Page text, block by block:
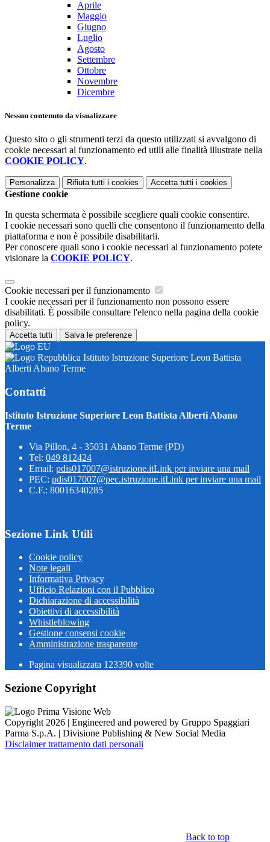
Aprile
Maggio
Giugno
Luglio
Agosto
Settembre
Ottobre
Novembre
Dicembre
Nessun contenuto da visualizzare
Questo sito o gli strumenti terzi da questo utilizzati si avvalgono di
cookie necessari al funzionamento ed utili alle finalità illustrate nella
COOKIE POLICY.
Personalizza Rifiuta tutti i cookies Accetta tutti i cookies
Gestione cookie
In questa schermata è possibile scegliere quali cookie consentire.
I cookie necessari sono quelli che consentono il funzionamento della
piattaforma e non è possibile disabilitarli.
Per conoscere quali sono i cookie necessari al funzionamento potete
visionare la COOKIE POLICY.
Cookie necessari per il funzionamento
I cookie necessari per il funzionamento non possono essere
disabilitati. È possibile consultare l'elenco nella pagina della cookie
policy.
Accetta tutti Salva le preferenze
Istituto Istruzione Superiore Leon Battista
Alberti Abano Terme
Contatti
Istituto Istruzione Superiore Leon Battista Alberti Abano
Terme
Via Pillon, 4 - 35031 Abano Terme (PD)
Tel: 049 812424
Email: pdis017007@istruzione.itLink per inviare una mail
PEC: pdis017007@pec.istruzione.itLink per inviare una mail
C.F.: 80016340285
Sezione Link Utili
Cookie policy
Note legali
Informativa Privacy
Ufficio Relazioni con il Pubblico
Dichiarazione di accessibilità
Obiettivi di accessibilità
Whistleblowing
Gestione consensi cookie
Amministrazione trasparente
Pagina visualizzata 123390 volte
Sezione Copyright
Copyright 2026 | Engineered and powered by Gruppo Spaggiari
Parma S.p.A. | Divisione Publishing & New Social Media
Disclaimer trattamento dati personali
Back to top